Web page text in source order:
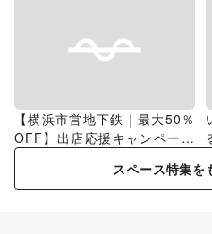
【横浜市営地下鉄｜最大50％
OFF】出店応援キャンペーン
特集
スペース特集を